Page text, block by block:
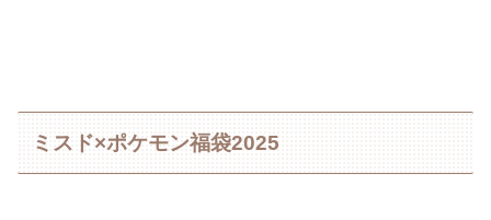
ミスド×ポケモン福袋2025